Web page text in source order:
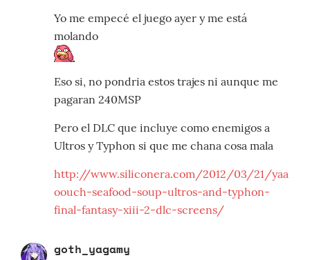
Yo me empecé el juego ayer y me está
molando
Eso si, no pondria estos trajes ni aunque me
pagaran 240MSP
Pero el DLC que incluye como enemigos a
Ultros y Typhon si que me chana cosa mala
http://www.siliconera.com/2012/03/21/yaa
oouch-seafood-soup-ultros-and-typhon-
final-fantasy-xiii-2-dlc-screens/
goth_yagamy